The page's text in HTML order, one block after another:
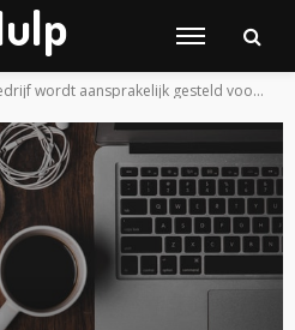
wordt aansprakelijk gesteld voor schade: hoe nu verder?